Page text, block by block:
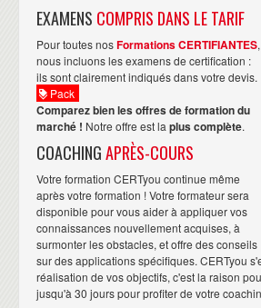
EXAMENS COMPRIS DANS LE TARIF
Pour toutes nosFormations CERTIFIANTES,
nous incluons les examens de certification :
ils sont clairement indiqués dans votre devis.
Pack
Comparez bien les offres de formation du
marché ! Notre offre est la plus complète.
COACHINGAPRÈS-COURS
Votre formation CERTyou continue même
après votre formation ! Votre formateur sera
disponible pour vous aider à appliquer vos
connaissances nouvellement acquises, à
surmonter les obstacles, et offre des conseils
sur des applications spécifiques. CERTyou
réalisation de vos objectifs, c'est la raison
jusqu'à 30 jours pour profiter de votre